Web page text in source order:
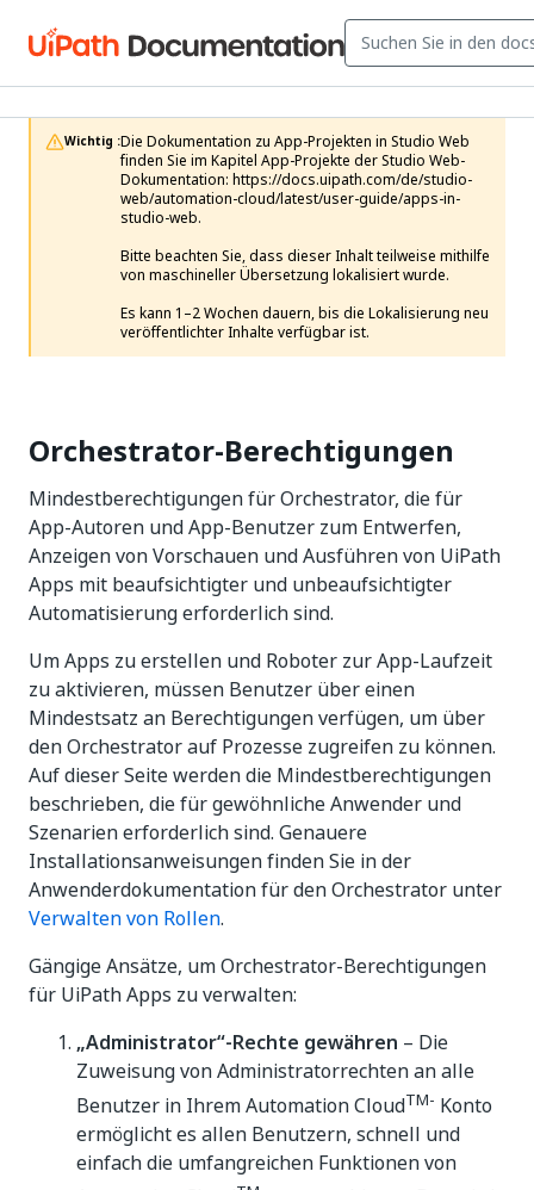
Wichtig :Die Dokumentation zu App-Projekten in Studio Web
finden Sie im Kapitel App-Projekte der Studio Web-
Dokumentation: https://docs.uipath.com/de/studio-
web/automation-cloud/latest/user-guide/apps-in-
studio-web.
Bitte beachten Sie, dass dieser Inhalt teilweise mithilfe
von maschineller Übersetzung lokalisiert wurde.
Es kann 1–2 Wochen dauern, bis die Lokalisierung neu
veröffentlichter Inhalte verfügbar ist.
Orchestrator-Berechtigungen
Mindestberechtigungen für Orchestrator, die für
App-Autoren und App-Benutzer zum Entwerfen,
Anzeigen von Vorschauen und Ausführen von UiPath
Apps mit beaufsichtigter und unbeaufsichtigter
Automatisierung erforderlich sind.
Um Apps zu erstellen und Roboter zur App-Laufzeit
zu aktivieren, müssen Benutzer über einen
Mindestsatz an Berechtigungen verfügen, um über
den Orchestrator auf Prozesse zugreifen zu können.
Auf dieser Seite werden die Mindestberechtigungen
beschrieben, die für gewöhnliche Anwender und
Szenarien erforderlich sind. Genauere
Installationsanweisungen finden Sie in der
Anwenderdokumentation für den Orchestrator unter
Verwalten von Rollen.
Gängige Ansätze, um Orchestrator-Berechtigungen
für UiPath Apps zu verwalten:
„Administrator“-Rechte gewähren – Die
Zuweisung von Administratorrechten an alle
Benutzer in Ihrem Automation CloudTM- Konto
ermöglicht es allen Benutzern, schnell und
einfach die umfangreichen Funktionen von